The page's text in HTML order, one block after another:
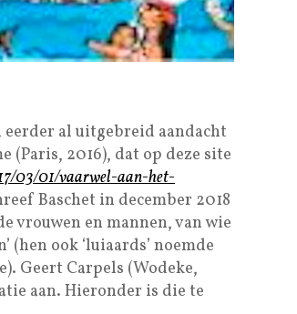
eerder al uitgebreid aandacht
2016), dat op deze site
03/01/vaarwel-aan-het-
Baschet in december 2018
vrouwen en mannen, van wie
(hen ook ‘luiaards’ noemde
Geert Carpels (Wodeke,
aan. Hieronder is die te